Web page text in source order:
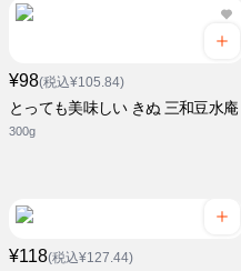
¥98(税込¥105.84)
とっても美味しい きぬ 三和豆水庵
300g
¥118(税込¥127.44)